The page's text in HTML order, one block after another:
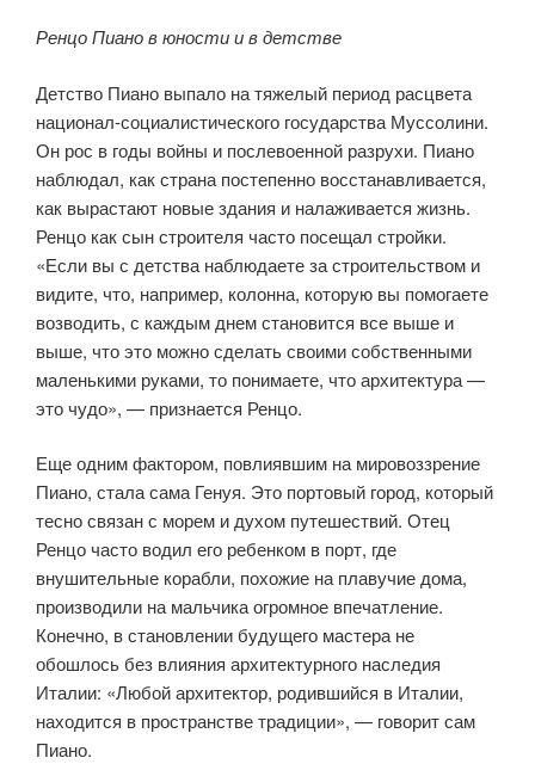
Ренцо Пиано в юности и в детстве
Детство Пиано выпало на тяжелый период расцвета
национал-социалистического государства Муссолини.
Он рос в годы войны и послевоенной разрухи. Пиано
наблюдал, как страна постепенно восстанавливается,
как вырастают новые здания и налаживается жизнь.
Ренцо как сын строителя часто посещал стройки.
«Если вы с детства наблюдаете за строительством и
видите, что, например, колонна, которую вы помогаете
возводить, с каждым днем становится все выше и
выше, что это можно сделать своими собственными
маленькими руками, то понимаете, что архитектура —
это чудо», — признается Ренцо.
Еще одним фактором, повлиявшим на мировоззрение
Пиано, стала сама Генуя. Это портовый город, который
тесно связан с морем и духом путешествий. Отец
Ренцо часто водил его ребенком в порт, где
внушительные корабли, похожие на плавучие дома,
производили на мальчика огромное впечатление.
Конечно, в становлении будущего мастера не
обошлось без влияния архитектурного наследия
Италии: «Любой архитектор, родившийся в Италии,
находится в пространстве традиции», — говорит сам
Пиано.